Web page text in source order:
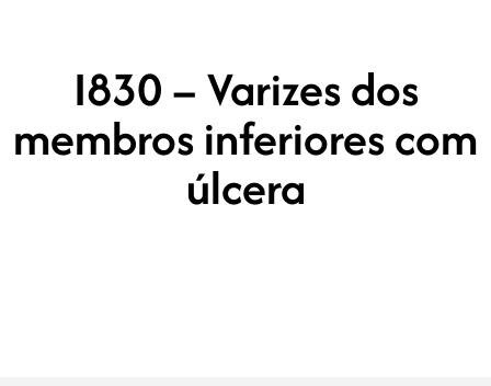
I830 – Varizes dos
membros inferiores com
úlcera